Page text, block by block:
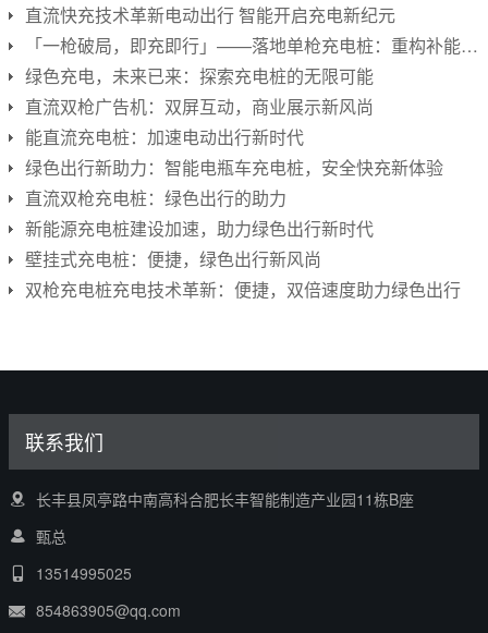
直流快充技术革新电动出行 智能开启充电新纪元
「一枪破局，即充即行」——落地单枪充电桩：重构补能网络的“神经元”
绿色充电，未来已来：探索充电桩的无限可能
直流双枪广告机：双屏互动，商业展示新风尚
能直流充电桩：加速电动出行新时代
绿色出行新助力：智能电瓶车充电桩，安全快充新体验
直流双枪充电桩：绿色出行的助力
新能源充电桩建设加速，助力绿色出行新时代
壁挂式充电桩：便捷，绿色出行新风尚
双枪充电桩充电技术革新：便捷，双倍速度助力绿色出行
联系我们
长丰县凤亭路中南高科合肥长丰智能制造产业园11栋B座
甄总
13514995025
854863905@qq.com